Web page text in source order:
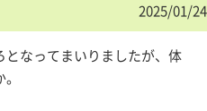
2025/01/24
なってまいりましたが、体